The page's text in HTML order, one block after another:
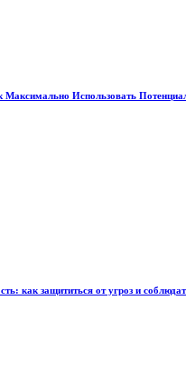
Использовать
как защититься от угроз и